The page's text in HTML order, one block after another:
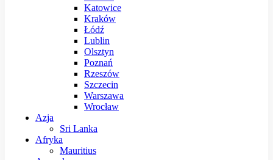
Katowice
Kraków
Łódź
Lublin
Olsztyn
Poznań
Rzeszów
Szczecin
Warszawa
Wrocław
Azja
Sri Lanka
Afryka
Mauritius